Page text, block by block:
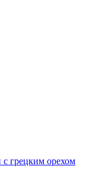
с грецким орехом